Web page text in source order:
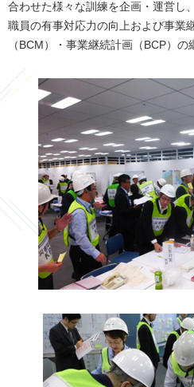
合わせた様々な訓練を企画・運営し
職員の有事対応力の向上および事業
（BCM）・事業継続計画（BCP）の